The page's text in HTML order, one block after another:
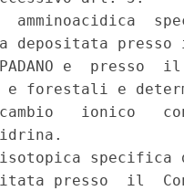
amminoacidica
depositata
PADANO e
forestali e
ionico
specifica
presso  il